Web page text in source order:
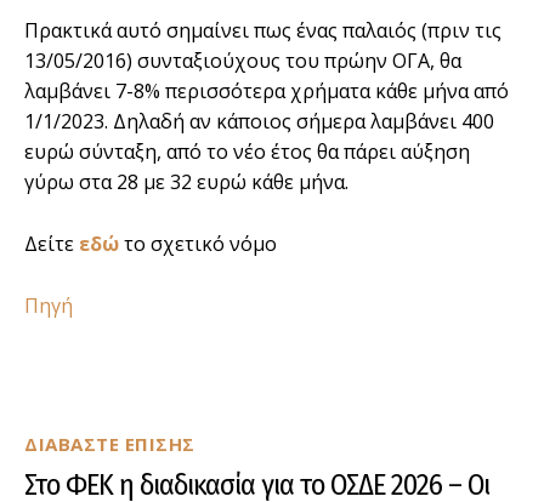
ΔΙΑΒΑΣΤΕ ΕΠΙΣΗΣ
Στο ΦΕΚ η διαδικασία για το ΟΣΔΕ 2026 – Οι
Πρακτικά αυτό σημαίνει πως ένας παλαιός (πριν τις
13/05/2016) συνταξιούχους του πρώην ΟΓΑ, θα
λαμβάνει 7-8% περισσότερα χρήματα κάθε μήνα από
1/1/2023. Δηλαδή αν κάποιος σήμερα λαμβάνει 400
ευρώ σύνταξη, από το νέο έτος θα πάρει αύξηση
γύρω στα 28 με 32 ευρώ κάθε μήνα.
Δείτε εδώτο σχετικό νόμο
Πηγή